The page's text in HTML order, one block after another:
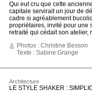
Qui eut cru que cette
capitale servirait un jour de
cadre si agréablement
propriétaires, invité pour une
retraité qui cédait son atelier,
Photos : Christine Besson
Texte : Sabine Grange
Architecture
LE STYLE SHAKER :